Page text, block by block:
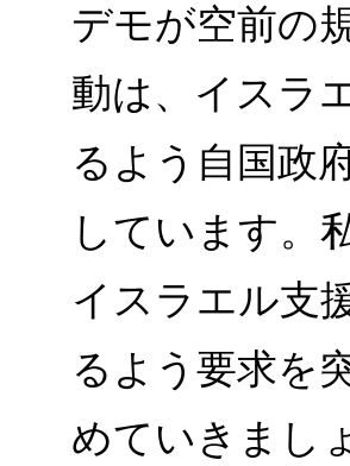
デモが空前の
動は、イスラ
るよう自国政
しています。
イスラエル支
るよう要求を
めていきまし